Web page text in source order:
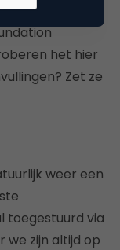
het hier
Zet ze
weer een
toegestuurd via
we zijn altijd op